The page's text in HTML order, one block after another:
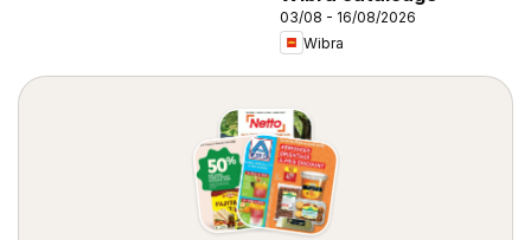
03/08 - 16/08/2026
Wibra